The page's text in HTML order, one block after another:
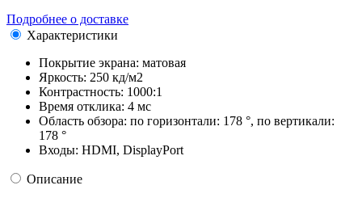
Подробнее о доставке
Характеристики
Покрытие экрана: матовая
Яркость: 250 кд/м2
Контрастность: 1000:1
Время отклика: 4 мс
Область обзора: по горизонтали: 178 °, по вертикали:
178 °
Входы: HDMI, DisplayPort
Описание